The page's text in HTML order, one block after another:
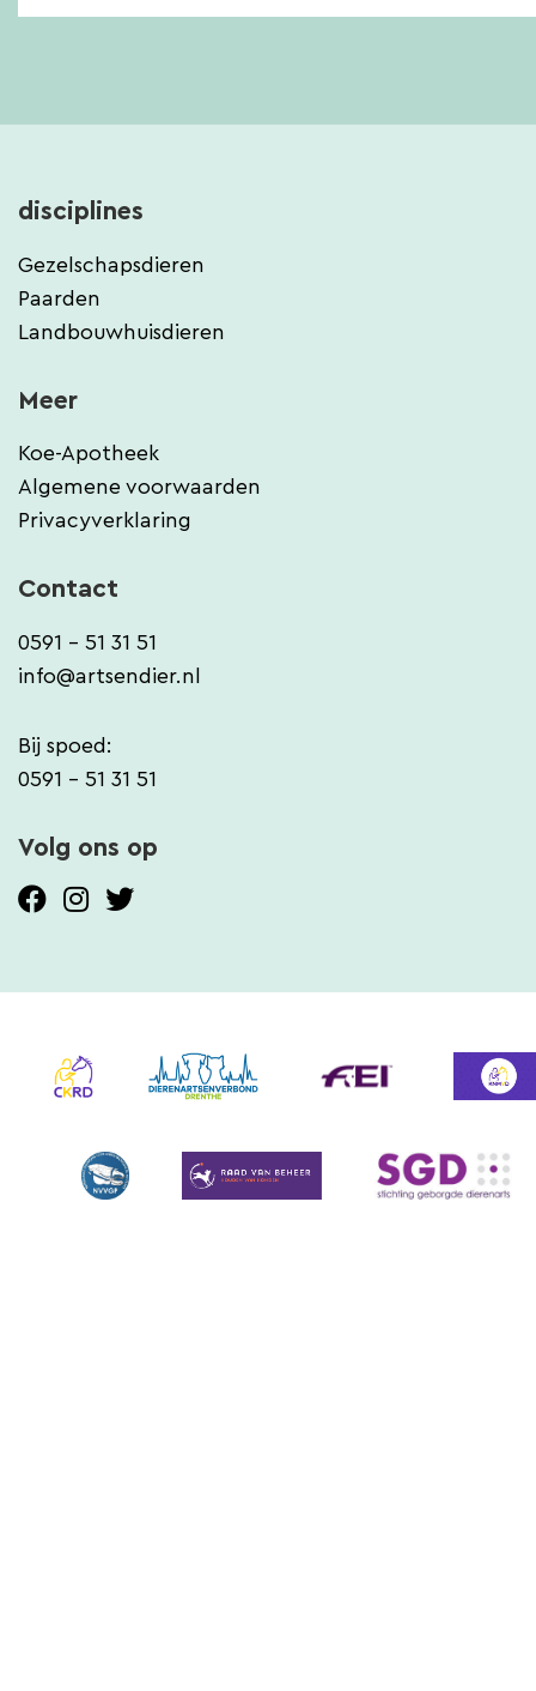
disciplines
Gezelschapsdieren
Paarden
Landbouwhuisdieren
Meer
Koe-Apotheek
Algemene voorwaarden
Privacyverklaring
Contact
0591 - 51 31 51
info@artsendier.nl
Bij spoed:
0591 - 51 31 51
Volg ons op